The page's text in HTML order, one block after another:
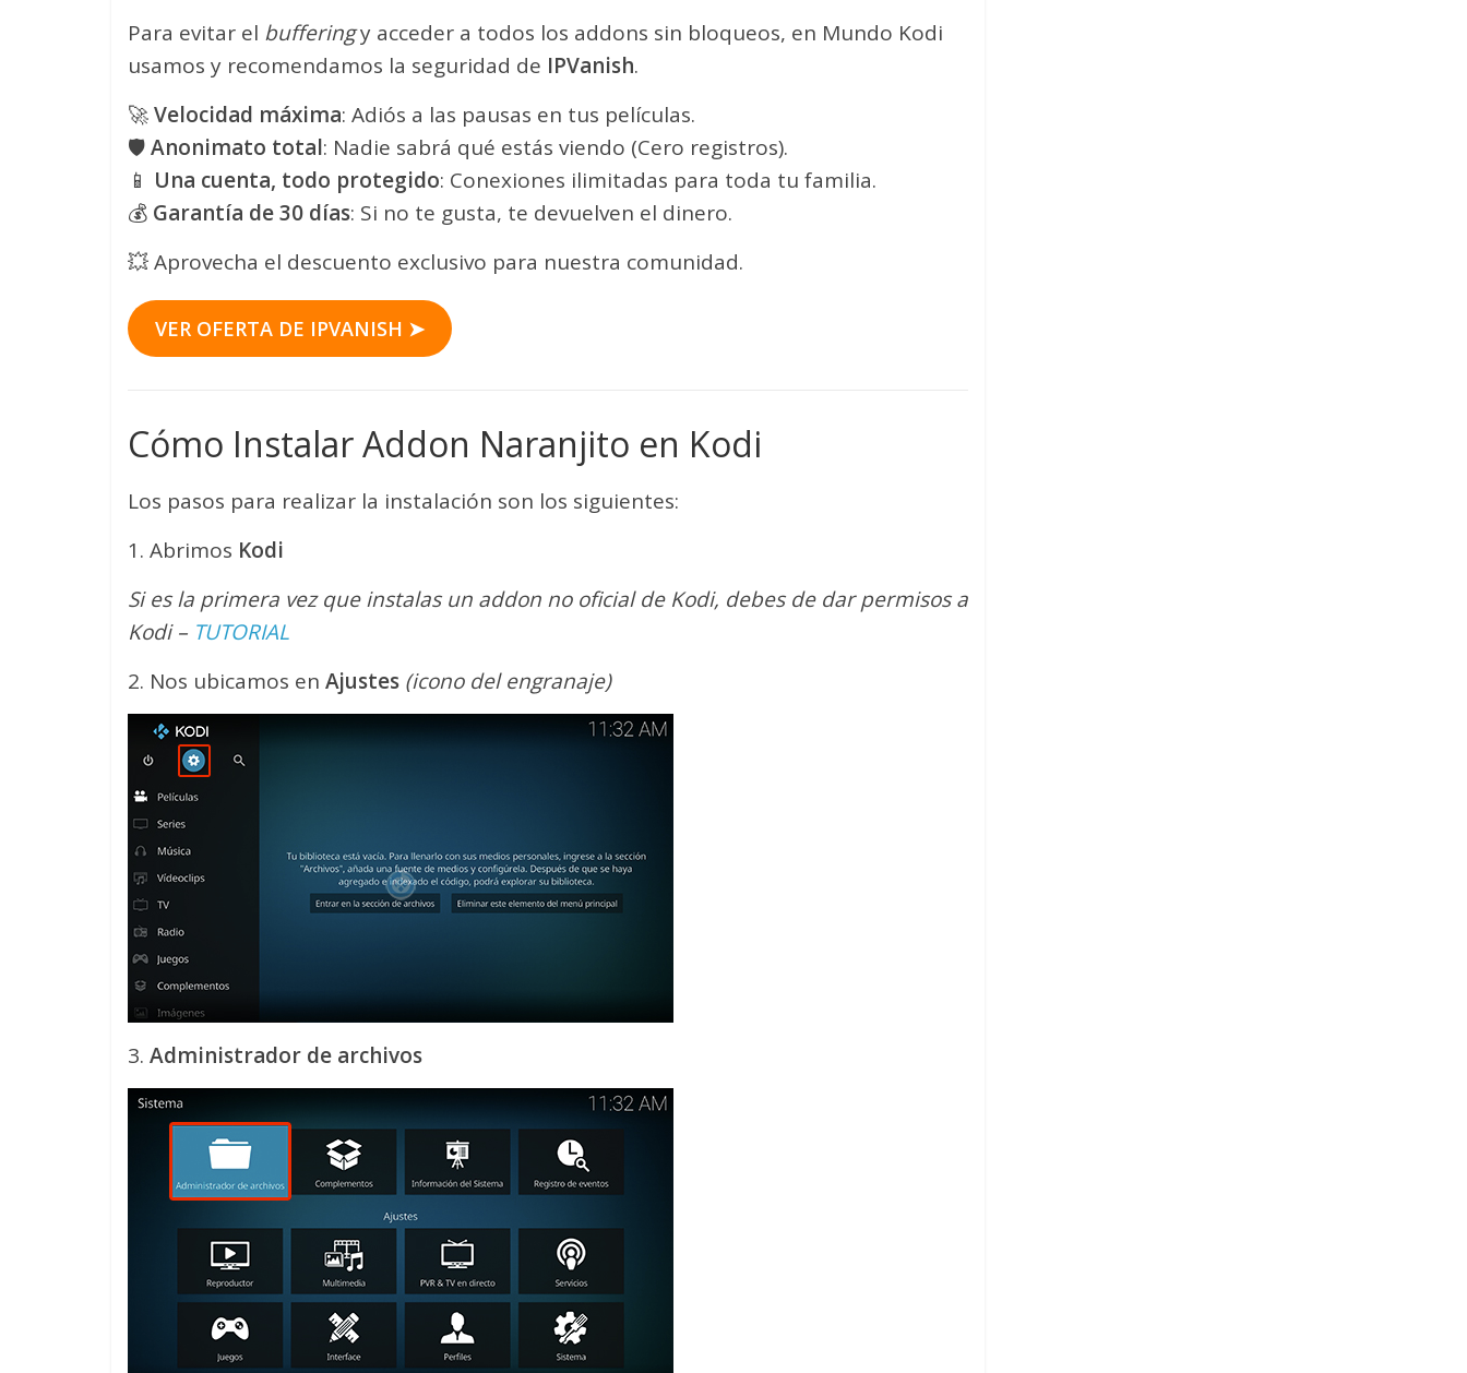
Para evitar el bufferingy acceder a todos los addons sin bloqueos, en Mundo Kodi
usamos y recomendamos la seguridad de IPVanish.
🚀Velocidad máxima: Adiós a las pausas en tus películas.
🛡️Anonimato total: Nadie sabrá qué estás viendo (Cero registros).
📱 Una cuenta, todo protegido: Conexiones ilimitadas para toda tu familia.
💰 Garantía de 30 días: Si no te gusta, te devuelven el dinero.
💥 Aprovecha el descuento exclusivo para nuestra comunidad.
VER OFERTA DE IPVANISH ➤
Cómo Instalar Addon Naranjito en Kodi
Los pasos para realizar la instalación son los siguientes:
1. Abrimos Kodi
Si es la primera vez que instalas un addon no oficial de Kodi, debes de dar permisos a
Kodi – TUTORIAL
2. Nos ubicamos en Ajustes (icono del engranaje)
3. Administrador de archivos